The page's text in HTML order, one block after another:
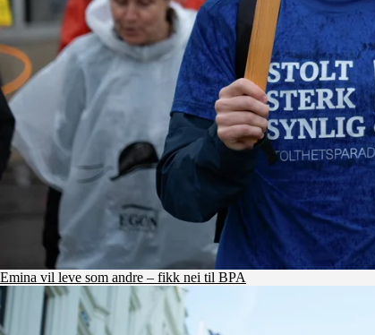
Emina vil leve som andre – fikk nei til BPA